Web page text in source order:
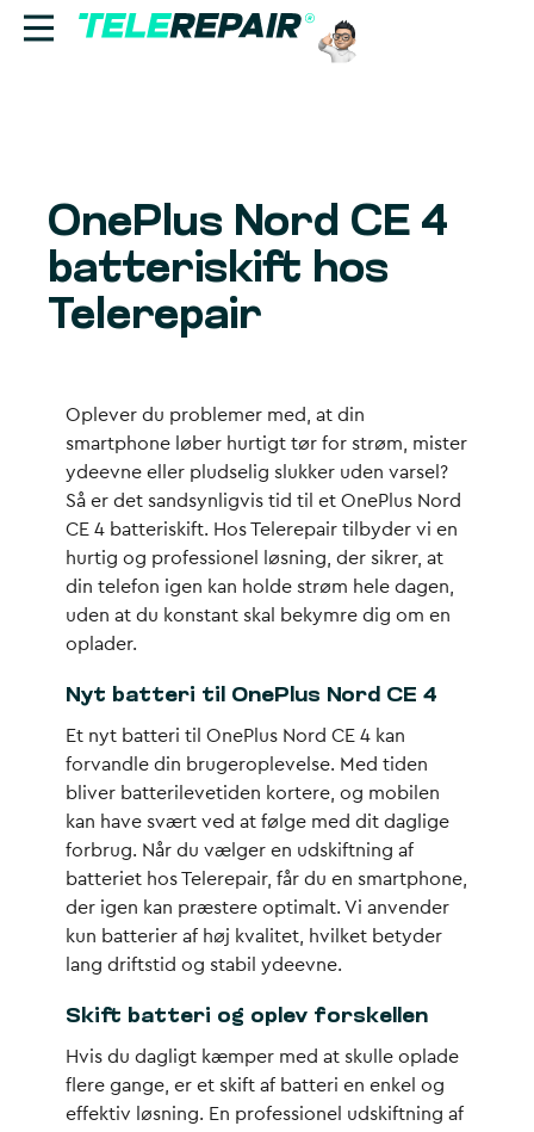
Find butik
Erhverv
OnePlus Nord CE 4
batteriskift hos
Telerepair
Oplever du problemer med, at din
smartphone løber hurtigt tør for strøm, mister
ydeevne eller pludselig slukker uden varsel?
Så er det sandsynligvis tid til et OnePlus Nord
CE 4 batteriskift. Hos Telerepair tilbyder vi en
hurtig og professionel løsning, der sikrer, at
din telefon igen kan holde strøm hele dagen,
uden at du konstant skal bekymre dig om en
oplader.
Nyt batteri til OnePlus Nord CE 4
Et nyt batteri til OnePlus Nord CE 4 kan
forvandle din brugeroplevelse. Med tiden
bliver batterilevetiden kortere, og mobilen
kan have svært ved at følge med dit daglige
forbrug. Når du vælger en udskiftning af
batteriet hos Telerepair, får du en smartphone,
der igen kan præstere optimalt. Vi anvender
kun batterier af høj kvalitet, hvilket betyder
lang driftstid og stabil ydeevne.
Skift batteri og oplev forskellen
Hvis du dagligt kæmper med at skulle oplade
flere gange, er et skift af batteri en enkel og
effektiv løsning. En professionel udskiftning af